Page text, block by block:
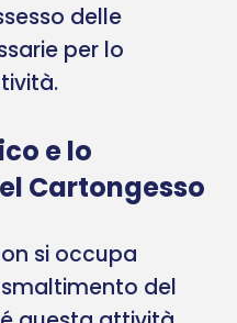
delle
per lo
e lo
Cartongesso
si occupa
del